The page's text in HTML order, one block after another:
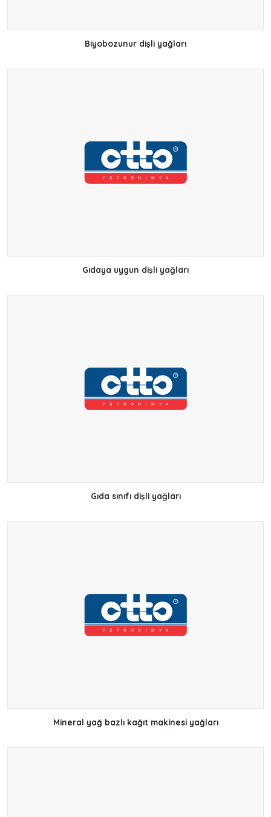
Biyobozunur dişli yağları
Gıdaya uygun dişli yağları
Gıda sınıfı dişli yağları
Mineral yağ bazlı kağıt makinesi yağları